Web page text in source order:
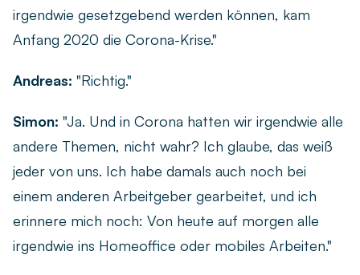
irgendwie gesetzgebend werden können, kam
Anfang 2020 die Corona-Krise."
Andreas: "Richtig."
Simon: "Ja. Und in Corona hatten wir irgendwie alle
andere Themen, nicht wahr? Ich glaube, das weiß
jeder von uns. Ich habe damals auch noch bei
einem anderen Arbeitgeber gearbeitet, und ich
erinnere mich noch: Von heute auf morgen alle
irgendwie ins Homeoffice oder mobiles Arbeiten."